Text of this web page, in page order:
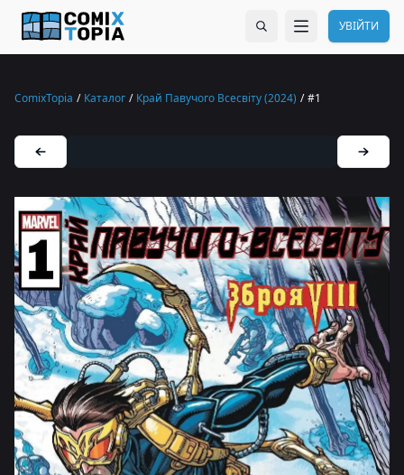
УВІЙТИ
ComixTopia / Каталог / Край Павучого Всесвіту (2024) / #1